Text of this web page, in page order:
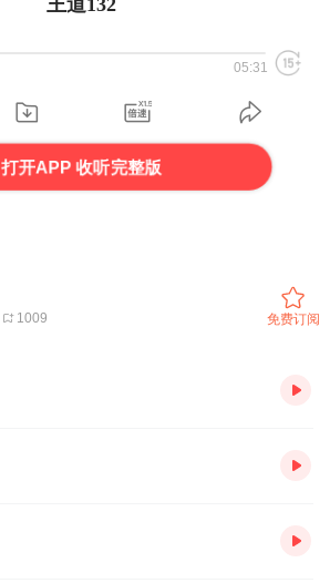
王道132
05:31
打开APP 收听完整版
1009 免费订阅